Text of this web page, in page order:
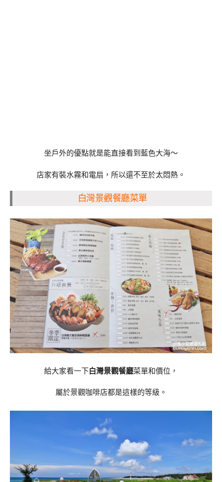
坐戶外的優點就是能直接看到藍色大海～
店家有裝水霧和電扇，所以還不至於太悶熱。
白灣景觀餐廳菜單
給大家看一下白灣景觀餐廳菜單和價位，
屬於景觀咖啡店都是這樣的等級。